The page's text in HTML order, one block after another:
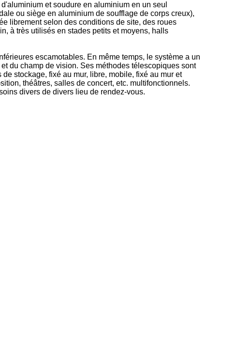
et soudure en aluminium en un seul
ou siège en aluminium de soufflage de corps creux),
librement selon des conditions de site, des roues
à très utilisés en stades petits et moyens, halls
escamotables. En même temps, le système a un
du champ de vision. Ses méthodes télescopiques sont
stockage, fixé au mur, libre, mobile, fixé au mur et
théâtres, salles de concert, etc. multifonctionnels.
divers de divers lieu de rendez-vous.